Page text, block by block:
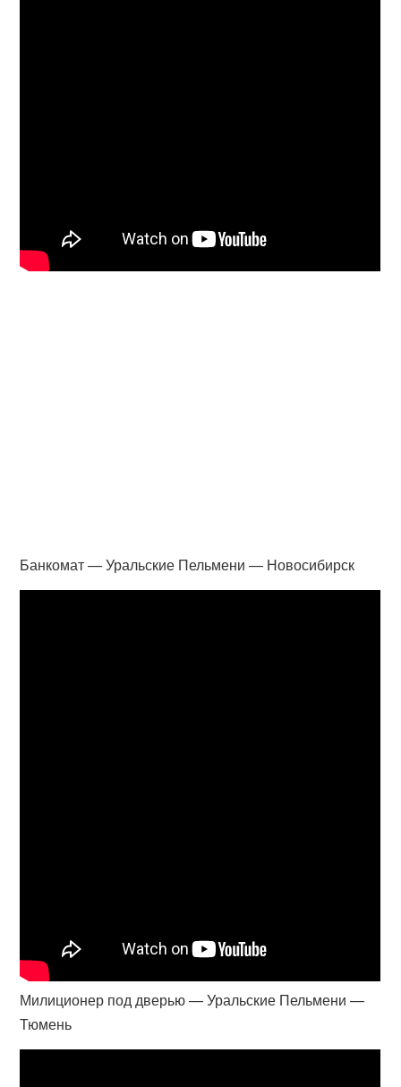
Банкомат — Уральские Пельмени — Новосибирск
Милиционер под дверью — Уральские Пельмени —
Тюмень